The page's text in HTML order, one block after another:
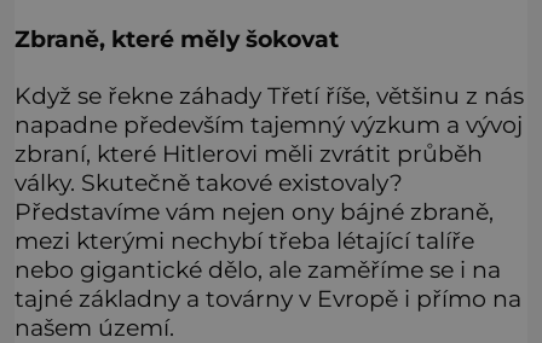
Zbraně, které měly šokovat
Když se řekne záhady Třetí říše, většinu z nás
napadne především tajemný výzkum a vývoj
zbraní, které Hitlerovi měli zvrátit průběh
války. Skutečně takové existovaly?
Představíme vám nejen ony bájné zbraně,
mezi kterými nechybí třeba létající talíře
nebo gigantické dělo, ale zaměříme se i na
tajné základny a továrny v Evropě i přímo na
našem území.